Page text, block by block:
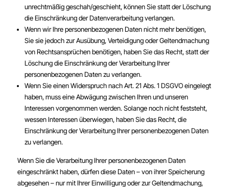
unrechtmäßig geschah/geschieht, können Sie statt der Löschung
die Einschränkung der Datenverarbeitung verlangen.
Wenn wir Ihre personenbezogenen Daten nicht mehr benötigen,
Sie sie jedoch zur Ausübung, Verteidigung oder Geltendmachung
von Rechtsansprüchen benötigen, haben Sie das Recht, statt der
Löschung die Einschränkung der Verarbeitung Ihrer
personenbezogenen Daten zu verlangen.
Wenn Sie einen Widerspruch nach Art. 21 Abs. 1 DSGVO eingelegt
haben, muss eine Abwägung zwischen Ihren und unseren
Interessen vorgenommen werden. Solange noch nicht feststeht,
wessen Interessen überwiegen, haben Sie das Recht, die
Einschränkung der Verarbeitung Ihrer personenbezogenen Daten
zu verlangen.
Wenn Sie die Verarbeitung Ihrer personenbezogenen Daten
eingeschränkt haben, dürfen diese Daten – von ihrer Speicherung
abgesehen – nur mit Ihrer Einwilligung oder zur Geltendmachung,